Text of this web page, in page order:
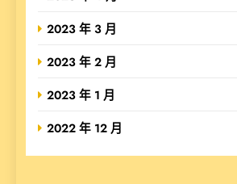
2023 年 3 月
2023 年 2 月
2023 年 1 月
2022 年 12 月